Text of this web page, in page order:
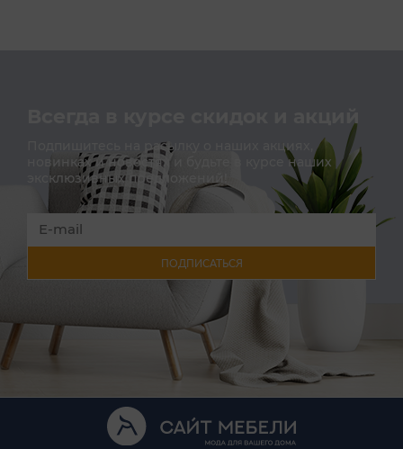
Всегда в курсе скидок и акций
Подпишитесь на расылку о наших акциях,
новинках и новостях и будьте в курсе наших
эксклюзивных предложений!
ПОДПИСАТЬСЯ